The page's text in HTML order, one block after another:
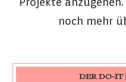
noch mehr
DER DO-IT